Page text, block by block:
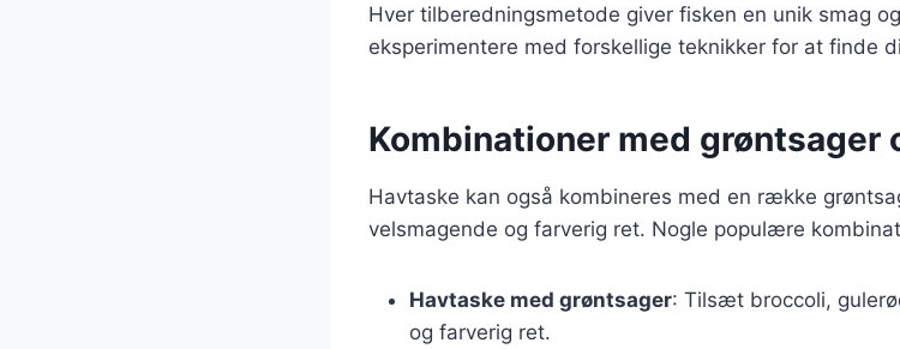
Hver tilberedningsmetode giver fisken en unik smag
eksperimentere med forskellige teknikker for at finde
Kombinationer med grøntsager
Havtaske kan også kombineres med en række
velsmagende og farverig ret. Nogle populære
Havtaske med grøntsager: Tilsæt broccoli,
og farverig ret.